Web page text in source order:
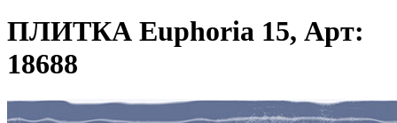
ПЛИТКА Euphoria 15, Арт:
18688